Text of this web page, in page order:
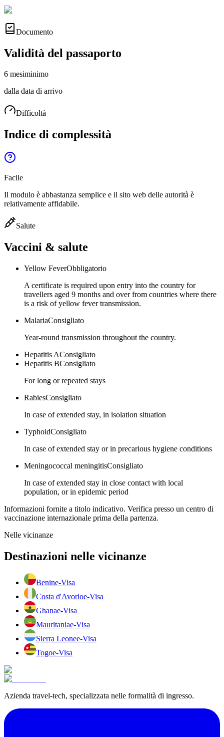
Documento
Validità del passaporto
6 mesiminimo
dalla data di arrivo
Difficoltà
Indice di complessità
Facile
Il modulo è abbastanza semplice e il sito web delle autorità è
relativamente affidabile.
Salute
Vaccini & salute
Yellow FeverObbligatorio
A certificate is required upon entry into the country for
travellers aged 9 months and over from countries where there
is a risk of yellow fever transmission.
MalariaConsigliato
Year-round transmission throughout the country.
Hepatitis AConsigliato
Hepatitis BConsigliato
For long or repeated stays
RabiesConsigliato
In case of extended stay, in isolation situation
TyphoidConsigliato
In case of extended stay or in precarious hygiene conditions
Meningococcal meningitisConsigliato
In case of extended stay in close contact with local
population, or in epidemic period
Informazioni fornite a titolo indicativo. Verifica presso un centro di
vaccinazione internazionale prima della partenza.
Nelle vicinanze
Destinazioni nelle vicinanze
Benine-Visa
Costa d'Avorioe-Visa
Ghanae-Visa
Mauritaniae-Visa
Sierra Leonee-Visa
Togoe-Visa
Azienda travel-tech, specializzata nelle formalità di ingresso.